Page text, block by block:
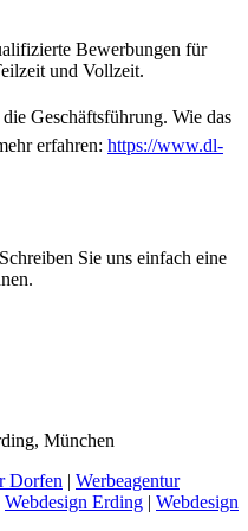
Bewerbungen für
und Vollzeit.
Geschäftsführung. Wie das
erfahren: https://www.dl-
Sie uns einfach eine
München
Dorfen | Werbeagentur
Webdesign Erding | Webdesign